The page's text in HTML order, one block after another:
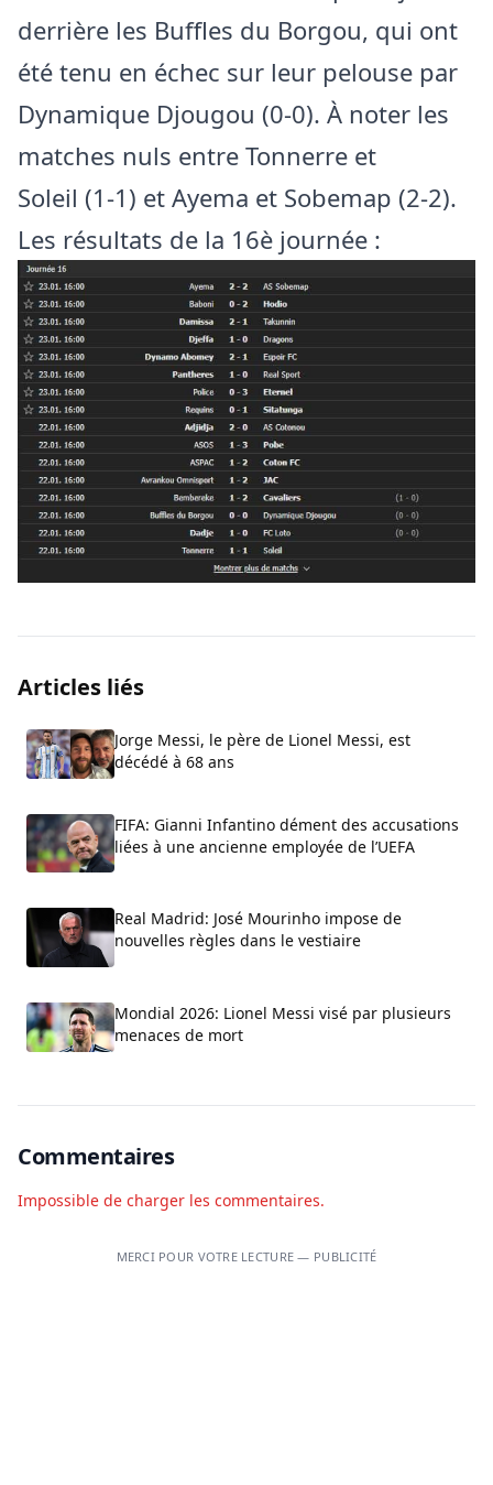
derrière les Buffles du Borgou, qui ont
été tenu en échec sur leur pelouse par
Dynamique Djougou (0-0). À noter les
matches nuls entre Tonnerre et
Soleil (1-1) et Ayema et Sobemap (2-2).
Les résultats de la 16è journée :
Articles liés
Jorge Messi, le père de Lionel Messi, est
décédé à 68 ans
FIFA: Gianni Infantino dément des accusations
liées à une ancienne employée de l’UEFA
Real Madrid: José Mourinho impose de
nouvelles règles dans le vestiaire
Mondial 2026: Lionel Messi visé par plusieurs
menaces de mort
Commentaires
Impossible de charger les commentaires.
MERCI POUR VOTRE LECTURE — PUBLICITÉ